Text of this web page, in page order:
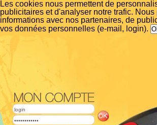
Les cookies nous permettent de
publicitaires et d'analyser notre trafic.
informations avec nos partenaires, de
vos données personnelles (e-mail, login).